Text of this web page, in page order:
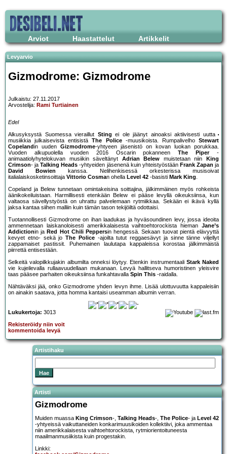
Arviot Haastattelut Artikkelit
Levyarvio
Gizmodrome: Gizmodrome
Julkaistu: 27.11.2017
Arvostelija: Rami Turtiainen
Edel
Alkusyksystä Suomessa vieraillut Sting ei ole jäänyt ainoaksi aktiivisesti uutta
musiikkia julkaisevista entisistäThe Police-muusikoista. RumpalivelhoStewart
Copelandin uuden Gizmodrome-yhtyeen jäsenistö on kovan luokan porukkaa.
Vuoden alkupuolella vuoden 2016 Oscarin pokanneenThe Piper-
animaatiolyhytelokuvan musiikin säveltänyt Adrian Belew muistetaan niin
King
Crimson- jaTalking Heads -yhtyeiden jäsenenä kuin yhteistyöstään Frank Zapan ja
David Bowien kanssa. Nelihenkisessä orkesterissa musisoivat
italialaiskosketinsoittaja Vittorio Cosman ohella Level 42 -basisti Mark King.
Copeland ja Belew tunnetaan omintakeisina soittajina, jälkimmäinen myös rohkeista
äänikokeiluistaan. Harmillisesti etenkään Belew ei pääse levyllä oikeuksiinsa, kun
valtaosa sävellystyöstä on uhrattu palvelemaan rytmiikkaa. Sekään ei ikävä kyllä
jaksa kantaa siihen malliin kuin tämän tason tekijöiltä odottaisi.
Tuotannollisesti Gizmodrome on ihan laadukas ja hyväsoundinen levy, jossa ideoita
ammennetaan laiskanoloisesti amerikkalaisesta vaihtoehtorockista hieman Jane’s
Addictionin ja Red Hot Chili Peppersin hengessä. Sekaan tuovat pientä elävyyttä
kevyet etno- sekä jo The Police-ajoilta tutut reggaesävyt ja sinne tänne viljellyt
zappamaiset pastissit. Puhemainen laulutapa kappaleissa korostaa jälkimmäistä
piirrettä entisestään.
Selkeitä valopilkkujakin albumilta onneksi löytyy. Etenkin instrumentaali Stark Naked
vie kujeilevalla rullaavuudellaan mukanaan. Levyä hallitseva humoristinen yleisvire
taas pääsee parhaiten oikeuksiinsa funkahtavalla Spin This -raidalla.
Nähtäväksi jää, onko Gizmodrome yhden levyn ihme. Lisää ulottuvuutta kappaleisiin
on ainakin saatava, jotta homma kantaisi useamman albumin verran.
Lukukertoja: 3013
Rekisteröidy niin voit
kommentoida levyä
Artistihaku
Artisti
Gizmodrome
Muiden muassa King Crimson-, Talking Heads-, The Police- ja Level 42
-yhtyeissä vaikuttaneiden konkarimuusikoiden kollektiivi, joka ammentaa
niin amerikkalaisesta vaihtoehtorockista, rytmiorientoituneesta
maailmanmusiikista kuin progestakin.
Linkki: